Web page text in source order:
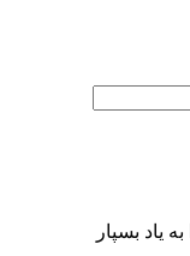
یاد بسپار